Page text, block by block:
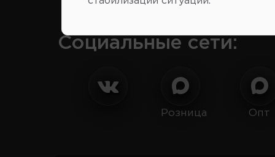
Социальные сети:
Розница Опт